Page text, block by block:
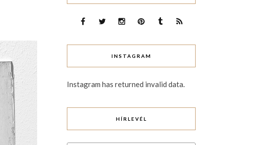
INSTAGRAM
Instagram has returned invalid data.
HÍRLEVÉL